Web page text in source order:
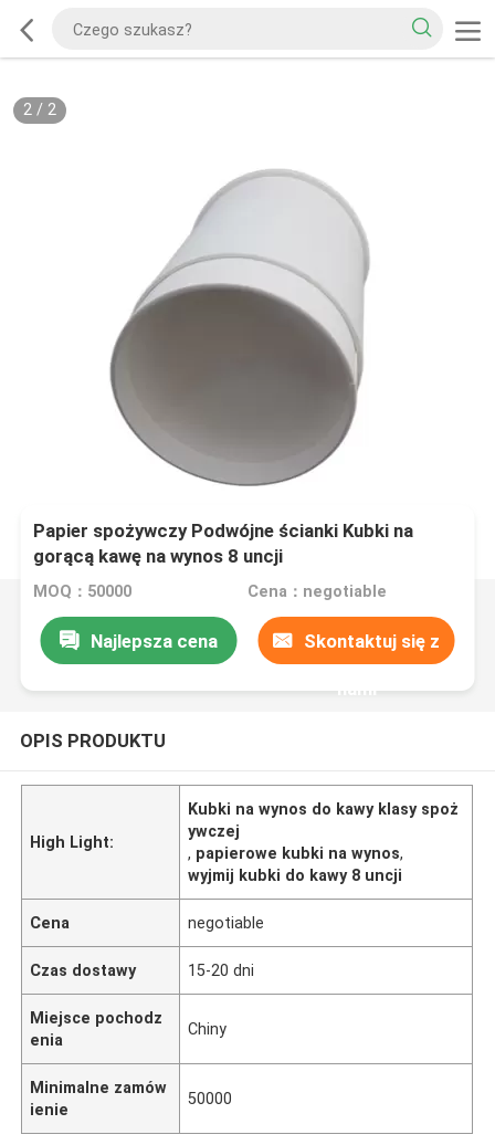
2/ 2
Papier spożywczy Podwójne ścianki Kubki na
gorącą kawę na wynos 8 uncji
MOQ：50000 Cena：negotiable
Najlepsza cena Skontaktuj się z
nami
OPIS PRODUKTU
High Light:
Kubki na wynos do kawy klasy spoż
ywczej
, papierowe kubki na wynos,
wyjmij kubki do kawy 8 uncji
Cena negotiable
Czas dostawy 15-20 dni
Miejsce pochodz
enia
Chiny
Minimalne zamów
ienie
50000